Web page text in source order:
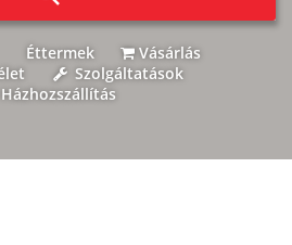
Éttermek
Vásárlás
Szolgáltatások
Házhozszállítás